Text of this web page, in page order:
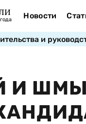
Новости
и
И